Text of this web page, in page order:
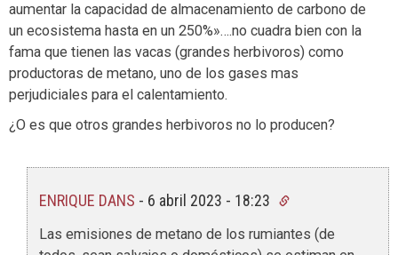
aumentar la capacidad de almacenamiento de carbono de
un ecosistema hasta en un 250%»….no cuadra bien con la
fama que tienen las vacas (grandes herbivoros) como
productoras de metano, uno de los gases mas
perjudiciales para el calentamiento.
¿O es que otros grandes herbivoros no lo producen?
ENRIQUE DANS - 6 abril 2023 - 18:23
Las emisiones de metano de los rumiantes (de